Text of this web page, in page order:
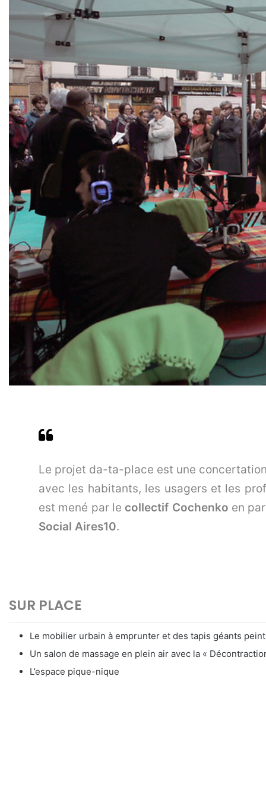
Le projet da-ta-place est une
avec les habitants, les usagers et les
est mené par le collectif Cochenko en
Social Aires10.
SUR PLACE
Le mobilier urbain à emprunter et des tapis géants
Un salon de massage en plein air avec la «
L’espace pique-nique